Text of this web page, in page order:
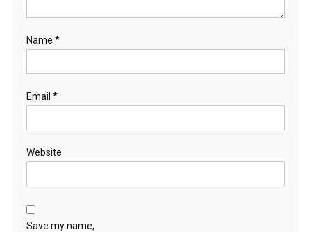
Name *
Email *
Website
Save my name,